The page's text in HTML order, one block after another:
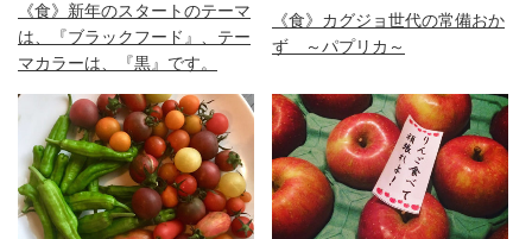
《食》新年のスタートのテーマ
は、『ブラックフード』、テー
マカラーは、『黒』です。
《食》カグジョ世代の常備おか
ず ～パプリカ～